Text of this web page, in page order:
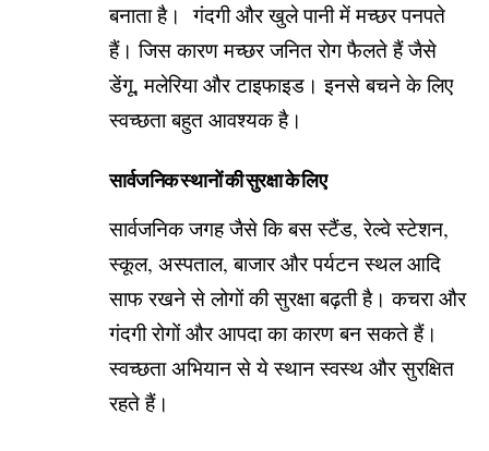
बनाता है। गंदगी और खुले पानी में मच्छर पनपते
हैं। जिस कारण मच्छर जनित रोग फैलते हैं जैसे
डेंगू, मलेरिया और टाइफाइड। इनसे बचने के लिए
स्वच्छता बहुत आवश्यक है।
सार्वजनिक स्थानों की सुरक्षा के लिए
सार्वजनिक जगह जैसे कि बस स्टैंड, रेल्वे स्टेशन,
स्कूल, अस्पताल, बाजार और पर्यटन स्थल आदि
साफ रखने से लोगों की सुरक्षा बढ़ती है। कचरा और
गंदगी रोगों और आपदा का कारण बन सकते हैं।
स्वच्छता अभियान से ये स्थान स्वस्थ और सुरक्षित
रहते हैं।